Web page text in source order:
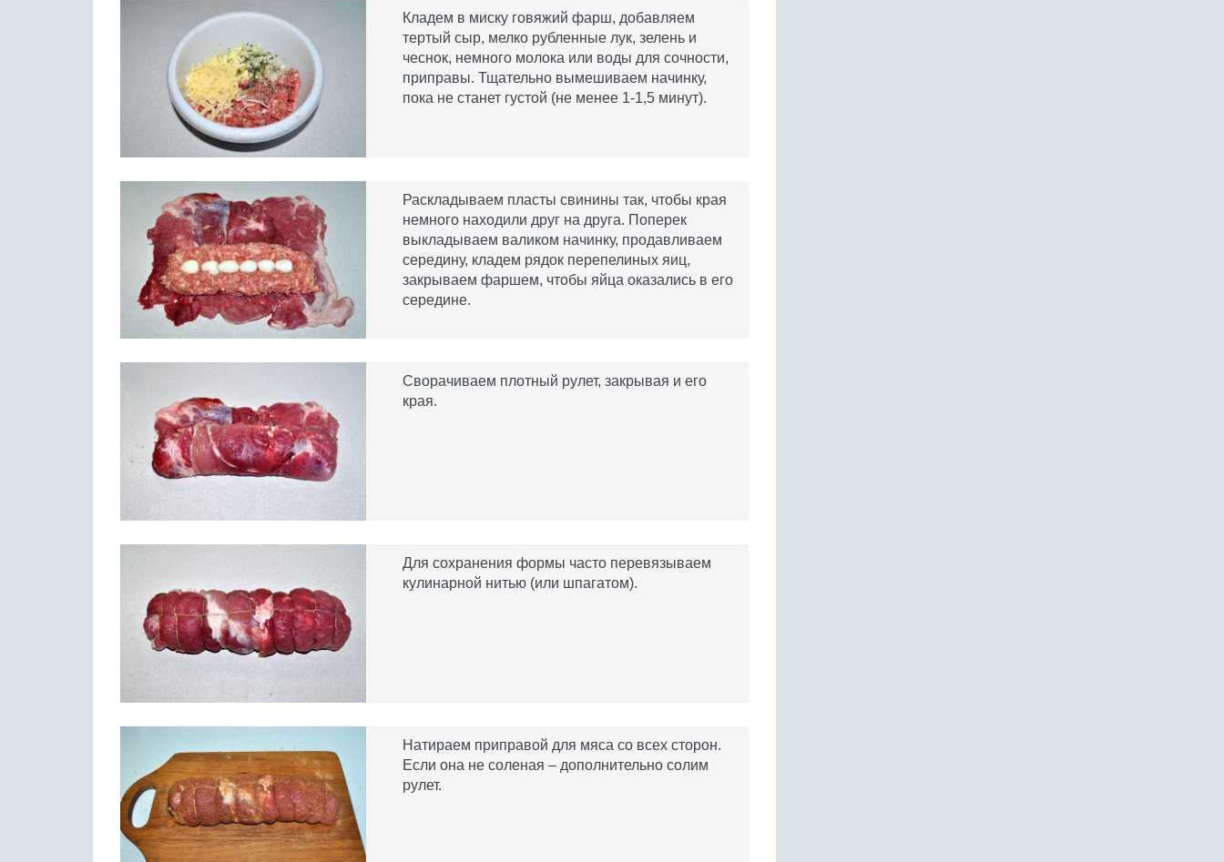
Кладем в миску говяжий фарш, добавляем
тертый сыр, мелко рубленные лук, зелень и
чеснок, немного молока или воды для сочности,
приправы. Тщательно вымешиваем начинку,
пока не станет густой (не менее 1-1,5 минут).
Раскладываем пласты свинины так, чтобы края
немного находили друг на друга. Поперек
выкладываем валиком начинку, продавливаем
середину, кладем рядок перепелиных яиц,
закрываем фаршем, чтобы яйца оказались в его
середине.
Сворачиваем плотный рулет, закрывая и его
края.
Для сохранения формы часто перевязываем
кулинарной нитью (или шпагатом).
Натираем приправой для мяса со всех сторон.
Если она не соленая – дополнительно солим
рулет.